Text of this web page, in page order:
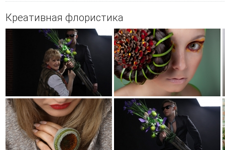
Креативная флористика